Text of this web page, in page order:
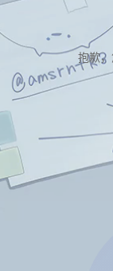
抱歉，